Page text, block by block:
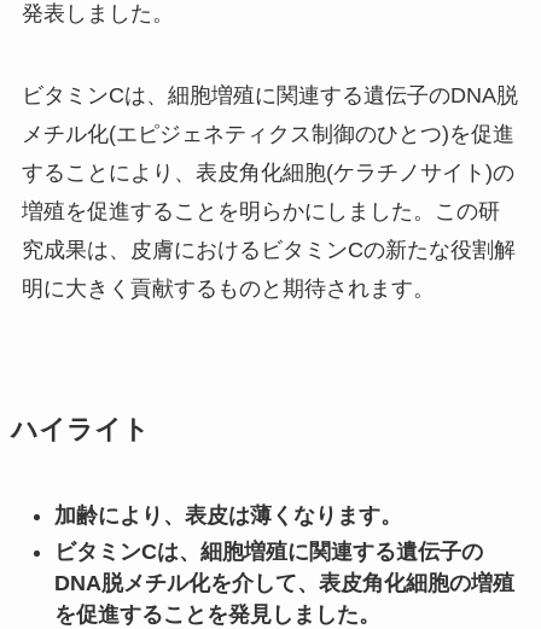
発表しました。
ビタミンCは、細胞増殖に関連する遺伝子のDNA脱
メチル化(エピジェネティクス制御のひとつ)を促進
することにより、表皮角化細胞(ケラチノサイト)の
増殖を促進することを明らかにしました。この研
究成果は、皮膚におけるビタミンCの新たな役割解
明に大きく貢献するものと期待されます。
ハイライト
加齢により、表皮は薄くなります。
ビタミンCは、細胞増殖に関連する遺伝子の
DNA脱メチル化を介して、表皮角化細胞の増殖
を促進することを発見しました。